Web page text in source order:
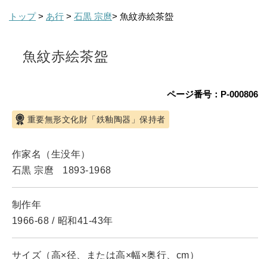
トップ> あ行 > 石黒 宗麿> 魚紋赤絵茶盌
魚紋赤絵茶盌
ページ番号：P-000806
重要無形文化財「鉄釉陶器」保持者
作家名（生没年）
石黒 宗麿
1893-1968
制作年
1966-68 / 昭和41-43年
サイズ（高×径、または高×幅×奥行、cm）